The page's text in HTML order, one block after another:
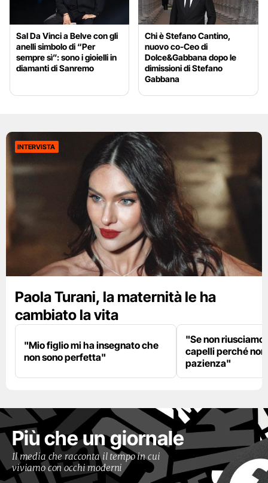
Sal Da Vinci a Belve con gli
anelli simbolo di “Per
sempre sì”: sono i gioielli in
diamanti di Sanremo
Chi è Stefano Cantino,
nuovo co-Ceo di
Dolce&Gabbana dopo le
dimissioni di Stefano
Gabbana
INTERVISTA
Paola Turani, la maternità le ha
cambiato la vita
"Mio figlio mi ha insegnato che
non sono perfetta"
"Se non riusciamo
capelli perché
pazienza"
Più che un giornale
Il media che racconta il tempo in cui
viviamo con occhi moderni